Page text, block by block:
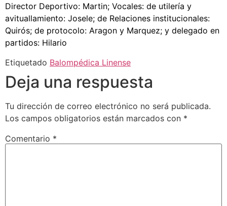
Director Deportivo: Martin; Vocales: de utilería y
avituallamiento: Josele; de Relaciones institucionales:
Quirós; de protocolo: Aragon y Marquez; y delegado en
partidos: Hilario
Etiquetado Balompédica Linense
Deja una respuesta
Tu dirección de correo electrónico no será publicada.
Los campos obligatorios están marcados con *
Comentario *